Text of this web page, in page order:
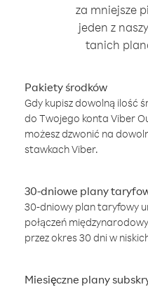
za mniejsze
jeden z
tanich
Pakiety środków
Gdy kupisz dowolną ilość
do Twojego konta Viber
możesz dzwonić na
stawkach Viber.
30-dniowe plany
30-dniowy plan taryfowy
połączeń
przez okres 30 dni w
Miesięczne plany